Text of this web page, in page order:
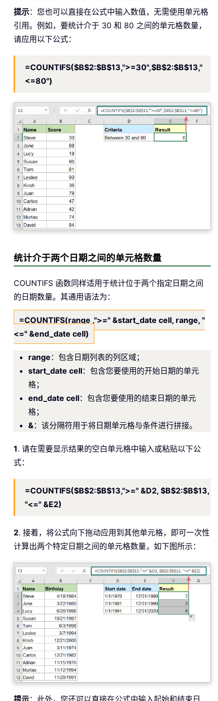
提示：您也可以直接在公式中输入数值，无需使用单元格
引用。例如，要统计介于 30 和 80 之间的单元格数量，
请应用以下公式：
=COUNTIFS($B$2:$B$13,">=30",$B$2:$B$13,"
<=80")
统计介于两个日期之间的单元格数量
COUNTIFS 函数同样适用于统计位于两个指定日期之间
的日期数量。其通用语法为：
=COUNTIFS(range ,">=" &start_date cell, range, "
<=" &end_date cell)
range ：包含日期列表的列区域；
start_date cell：包含您要使用的开始日期的单元
格；
end_date cell：包含您要使用的结束日期的单元
格；
& ：该分隔符用于将日期单元格与条件进行拼接。
1. 请在需要显示结果的空白单元格中输入或粘贴以下公
式：
=COUNTIFS($B$2:$B$13,">=" &D2, $B$2:$B$13,
"<=" &E2)
2. 接着，将公式向下拖动应用到其他单元格，即可一次性
计算出两个特定日期之间的单元格数量，如下图所示：